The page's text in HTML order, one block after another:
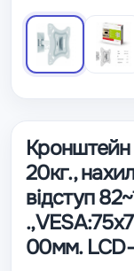
20кг.,
відступ
00мм.